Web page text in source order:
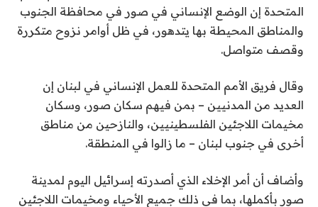
المتحدة إن الوضع الإنساني في صور في محافظة الجنوب
والمناطق المحيطة بها يتدهور، في ظل أوامر نزوح متكررة
وقصف متواصل.
وقال فريق الأمم المتحدة للعمل الإنساني في لبنان إن
العديد من المدنيين – بمن فيهم سكان صور، وسكان
مخيمات اللاجئين الفلسطينيين، والنازحين من مناطق
أخرى في جنوب لبنان – ما زالوا في المنطقة.
وأضاف أن أمر الإخلاء الذي أصدرته إسرائيل اليوم لمدينة
صور بأكملها، بما في ذلك جميع الأحياء ومخيمات اللاجئين